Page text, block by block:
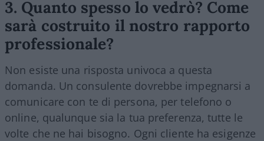
3. Quanto spesso lo vedrò? Come
sarà costruito il nostro rapporto
professionale?
Non esiste una risposta univoca a questa
domanda. Un consulente dovrebbe impegnarsi a
comunicare con te di persona, per telefono o
online, qualunque sia la tua preferenza, tutte le
volte che ne hai bisogno. Ogni cliente ha esigenze